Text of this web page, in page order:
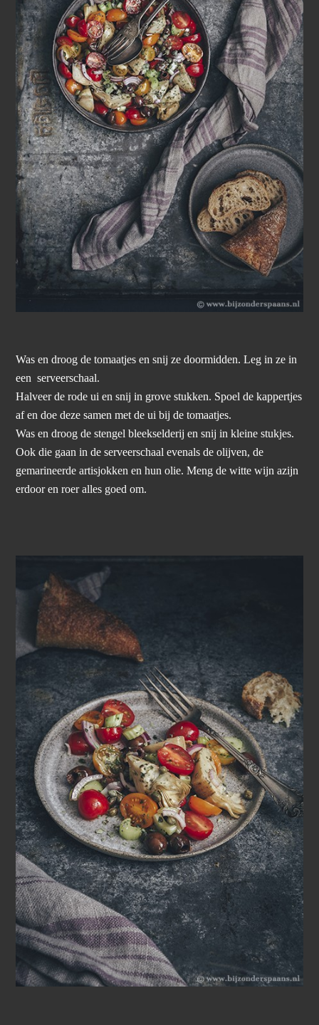
Was en droog de tomaatjes en snij ze doormidden. Leg in ze in
een serveerschaal.
Halveer de rode ui en snij in grove stukken. Spoel de kappertjes
af en doe deze samen met de ui bij de tomaatjes.
Was en droog de stengel bleekselderij en snij in kleine stukjes.
Ook die gaan in de serveerschaal evenals de olijven, de
gemarineerde artisjokken en hun olie. Meng de witte wijn azijn
erdoor en roer alles goed om.